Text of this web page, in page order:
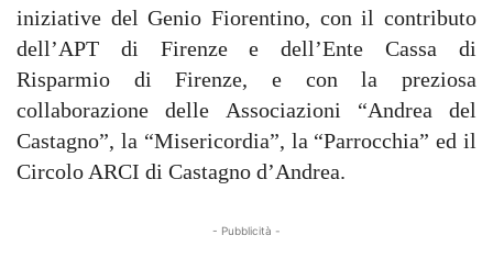
iniziative del Genio Fiorentino, con il contributo
dell’APT di Firenze e dell’Ente Cassa di
Risparmio di Firenze, e con la preziosa
collaborazione delle Associazioni “Andrea del
Castagno”, la “Misericordia”, la “Parrocchia” ed il
Circolo ARCI di Castagno d’Andrea.
- Pubblicità -